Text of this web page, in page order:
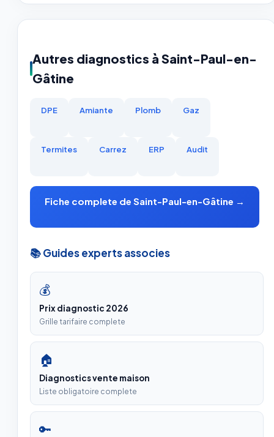
Autres diagnostics à Saint-Paul-en-
Gâtine
DPE Amiante Plomb Gaz
Termites Carrez ERP Audit
Fiche complete de Saint-Paul-en-Gâtine →
📚 Guides experts associes
💰
Prix diagnostic 2026
Grille tarifaire complete
🏠
Diagnostics vente maison
Liste obligatoire complete
🔑